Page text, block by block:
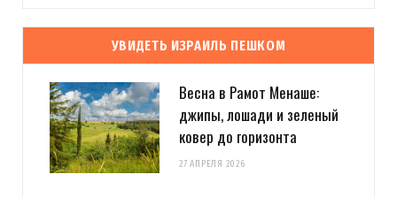
УВИДЕТЬ ИЗРАИЛЬ ПЕШКОМ
Весна в Рамот Менаше:
джипы, лошади и зеленый
ковер до горизонта
27 АПРЕЛЯ 2026